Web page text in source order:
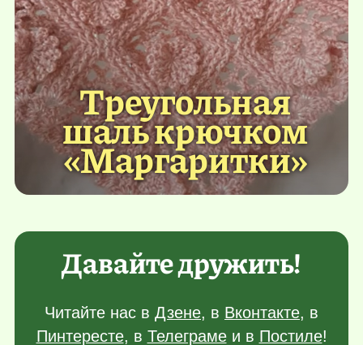
Треугольная
шаль крючком
«Маргаритки»
Давайте дружить!
Читайте нас в Дзене, в Вконтакте, в
Пинтересте, в Телеграмеи в Постиле!